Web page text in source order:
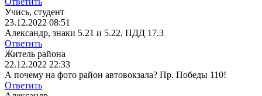
Учись, студент
23.12.2022 08:51
Александр, знаки 5.21 и 5.22, ПДД 17.3
Ответить
Житель района
22.12.2022 22:33
А почему на фото район автовокзала? Пр. Победы 110!
Ответить